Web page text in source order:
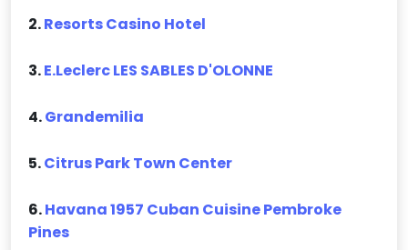
2.Resorts Casino Hotel
3.E.Leclerc LES SABLES D'OLONNE
4.Grandemilia
5.Citrus Park Town Center
6.Havana 1957 Cuban Cuisine Pembroke
Pines